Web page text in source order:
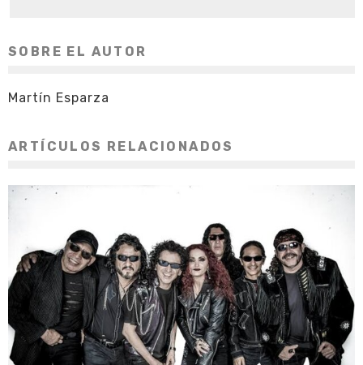
SOBRE EL AUTOR
Martín Esparza
ARTÍCULOS RELACIONADOS